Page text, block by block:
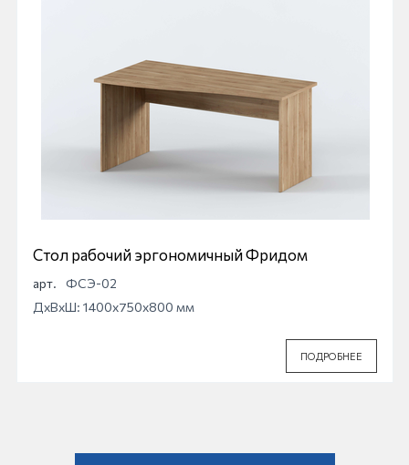
Стол рабочий эргономичный Фридом
арт.
ФСЭ-02
ДхВхШ: 1400x750x800 мм
ПОДРОБНЕЕ